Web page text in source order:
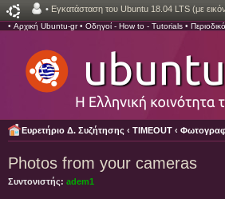
• Εγκατάσταση του Ubuntu 18.04 LTS (με
• Αρχική Ubuntu-gr• Οδηγοί - How to - Tutorials •
Ευρετήριο Δ. Συζήτησης ‹ TIMEOUT ‹
Photos from your cameras
Συντονιστής: adem1